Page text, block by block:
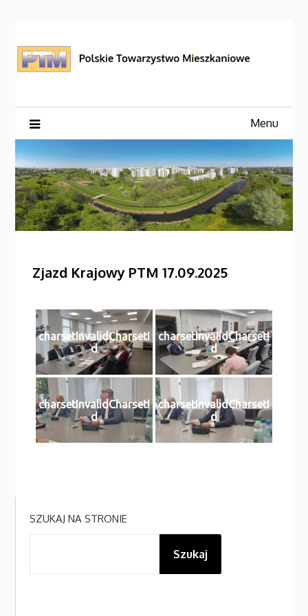
content
Menu
Zjazd Krajowy PTM 17.09.2025
charsetInvalidCharsetI
d
charsetInvalidCharsetI
d
charsetInvalidCharsetI
d
charsetInvalidCharsetI
d
SZUKAJ NA STRONIE
Szukaj